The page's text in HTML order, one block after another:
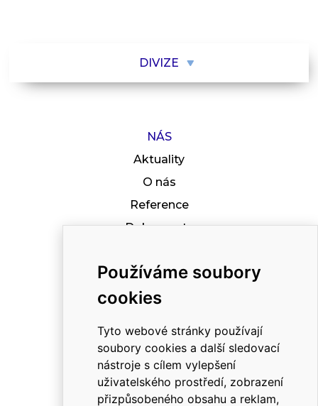
Používáme soubory
cookies
Tyto webové stránky používají
soubory cookies a další sledovací
nástroje s cílem vylepšení
uživatelského prostředí, zobrazení
přizpůsobeného obsahu a reklam,
DIVIZE
NÁS
Aktuality
O nás
Reference
Dokumenty
Kontakt
Podporujeme
RYCHLÝ KONTAKT
+420 581 695 111